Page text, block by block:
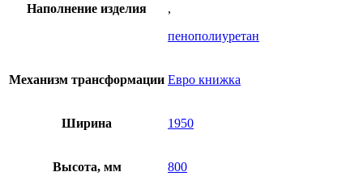
Наполнение изделия
,
пенополиуретан
Механизм трансформации Евро книжка
Ширина 1950
Высота, мм 800